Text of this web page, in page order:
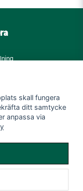
skall fungera
ditt samtycke
anpassa via